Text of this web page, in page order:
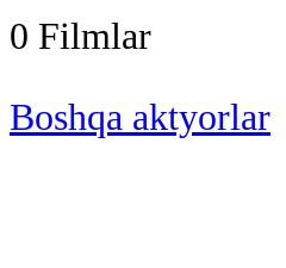
0 Filmlar
Boshqa aktyorlar